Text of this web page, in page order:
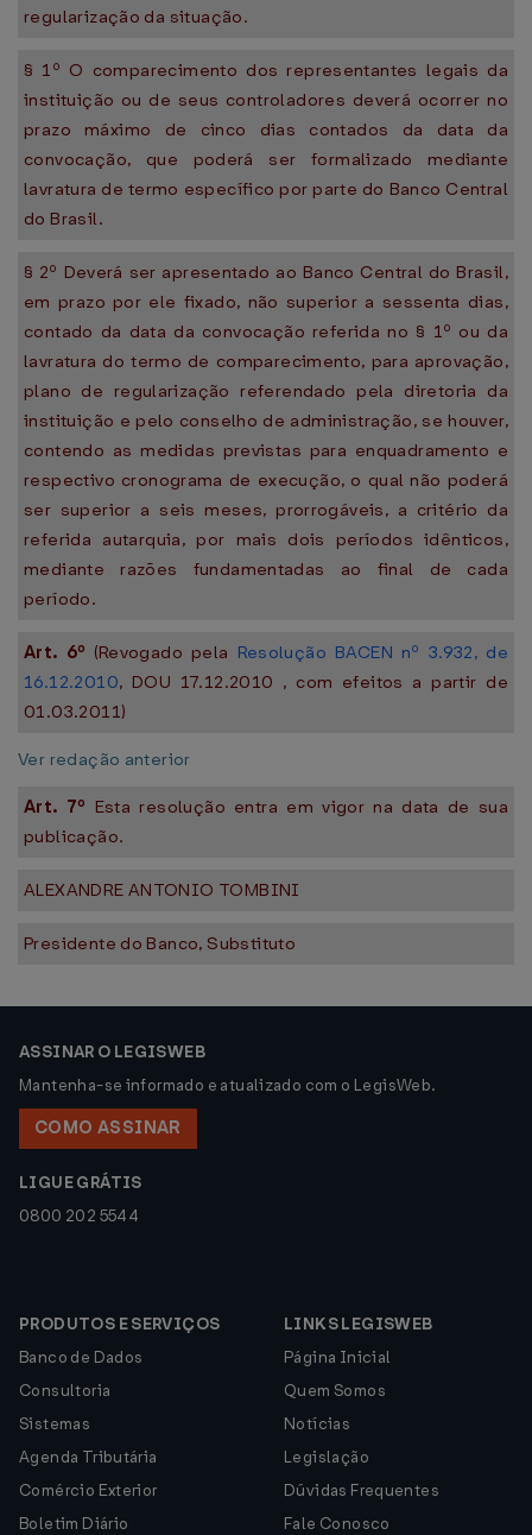
regularização da situação.
§ 1º O comparecimento dos representantes legais da
instituição ou de seus controladores deverá ocorrer no
prazo máximo de cinco dias contados da data da
convocação, que poderá ser formalizado mediante
lavratura de termo específico por parte do Banco Central
do Brasil.
§ 2º Deverá ser apresentado ao Banco Central do Brasil,
em prazo por ele fixado, não superior a sessenta dias,
contado da data da convocação referida no § 1º ou da
lavratura do termo de comparecimento, para aprovação,
plano de regularização referendado pela diretoria da
instituição e pelo conselho de administração, se houver,
contendo as medidas previstas para enquadramento e
respectivo cronograma de execução, o qual não poderá
ser superior a seis meses, prorrogáveis, a critério da
referida autarquia, por mais dois períodos idênticos,
mediante razões fundamentadas ao final de cada
período.
Art. 6º (Revogado pela Resolução BACEN nº 3.932, de
16.12.2010, DOU 17.12.2010 , com efeitos a partir de
01.03.2011)
Ver redação anterior
Art. 7º Esta resolução entra em vigor na data de sua
publicação.
ALEXANDRE ANTONIO TOMBINI
Presidente do Banco, Substituto
ASSINAR O LEGISWEB
Mantenha-se informado e atualizado com o LegisWeb.
COMO ASSINAR
LIGUE GRÁTIS
0800 202 5544
PRODUTOS E SERVIÇOS
Banco de Dados
Consultoria
Sistemas
Agenda Tributária
Comércio Exterior
Boletim Diário
LINKS LEGISWEB
Página Inicial
Quem Somos
Notícias
Legislação
Dúvidas Frequentes
Fale Conosco